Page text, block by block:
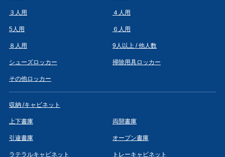
３人用 ４人用
5人用 ６人用
８人用 9人以上 / 他人数
シューズロッカー 掃除用具ロッカー
その他ロッカー
収納 /キャビネット
上下書庫 両開書庫
引違書庫 オープン書庫
ラテラルキャビネット トレーキャビネット